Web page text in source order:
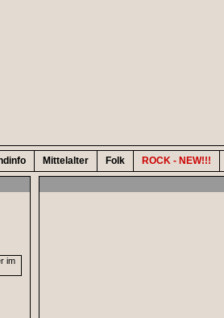
Mittelalter Folk ROCK - NEW!!!